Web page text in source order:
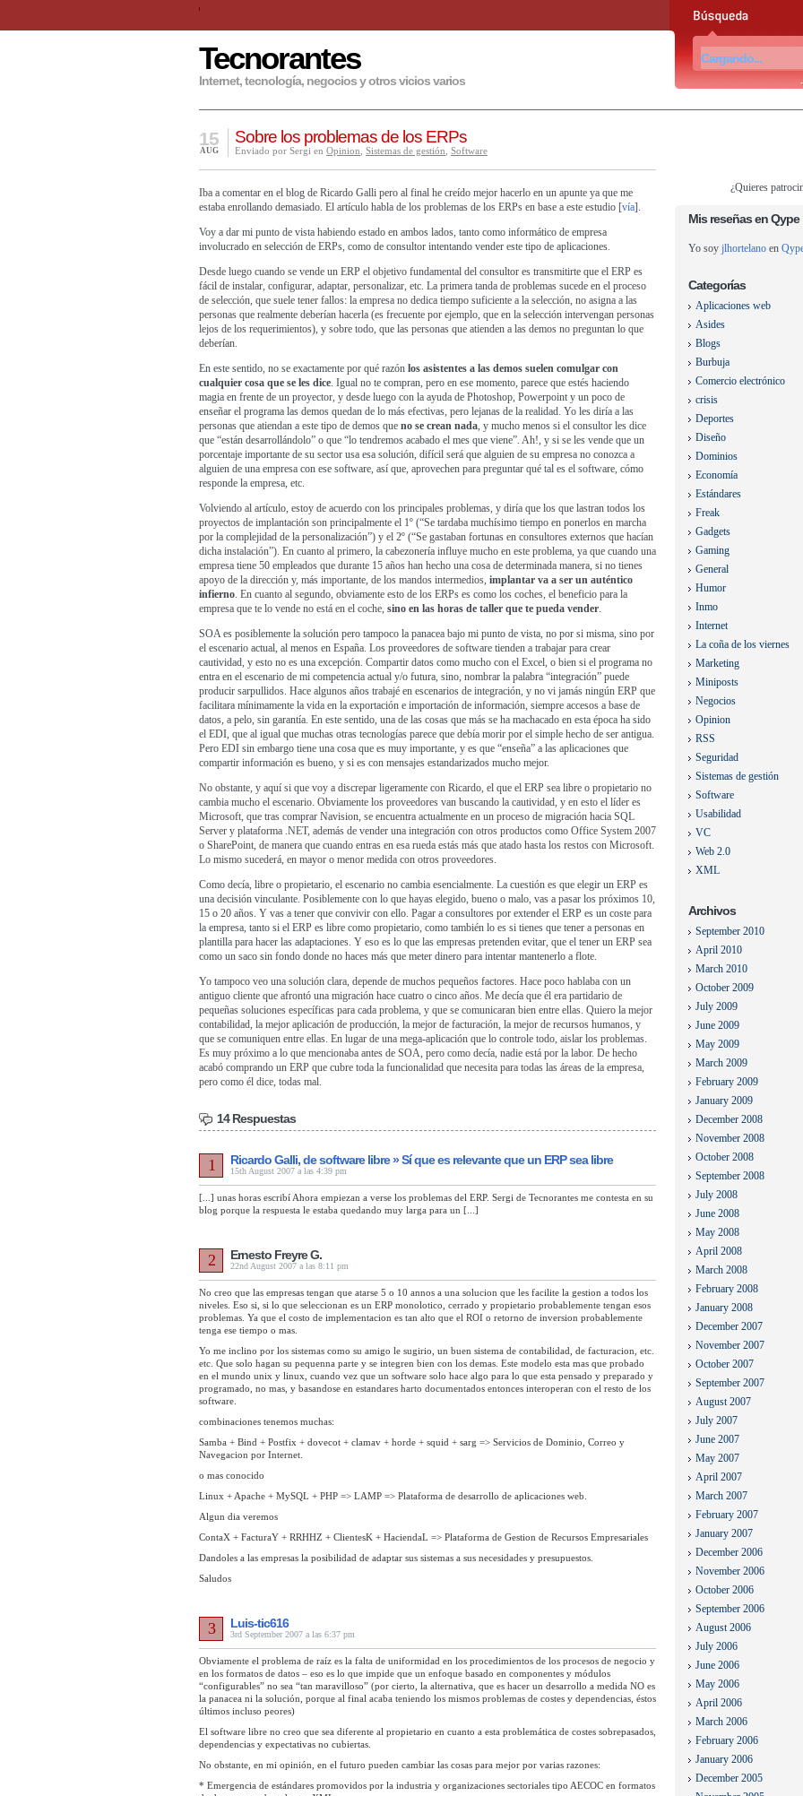
Tecnorantes
Internet, tecnología, negocios y otros vicios varios
Sobre los problemas de los ERPs
15
AUG Enviado por Sergi en Opinion Sistemas de gestión Software
Iba a comentar en el blog de Ricardo Galli pero al final he creído mejor hacerlo en un apunte ya que me
estaba enrollando demasiado. El artículo habla de los problemas de los ERPs en base a este estudio [vía].
Voy a dar mi punto de vista habiendo estado en ambos lados, tanto como informático de empresa
involucrado en selección de ERPs, como de consultor intentando vender este tipo de aplicaciones.
Desde luego cuando se vende un ERP el objetivo fundamental del consultor es transmitirte que el ERP es
fácil de instalar, configurar, adaptar, personalizar, etc. La primera tanda de problemas sucede en el proceso
de selección, que suele tener fallos: la empresa no dedica tiempo suficiente a la selección, no asigna a las
personas que realmente deberían hacerla (es frecuente por ejemplo, que en la selección intervengan personas
lejos de los requerimientos), y sobre todo, que las personas que atienden a las demos no preguntan lo que
deberían.
En este sentido, no se exactamente por qué razón los asistentes a las demos suelen comulgar con
cualquier cosa que se les dice. Igual no te compran, pero en ese momento, parece que estés haciendo
magia en frente de un proyector, y desde luego con la ayuda de Photoshop, Powerpoint y un poco de
enseñar el programa las demos quedan de lo más efectivas, pero lejanas de la realidad. Yo les diría a las
personas que atiendan a este tipo de demos que no se crean nada, y mucho menos si el consultor les dice
que “están desarrollándolo” o que “lo tendremos acabado el mes que viene”. Ah!, y si se les vende que un
porcentaje importante de su sector usa esa solución, difícil será que alguien de su empresa no conozca a
alguien de una empresa con ese software, así que, aprovechen para preguntar qué tal es el software, cómo
responde la empresa, etc.
Volviendo al artículo, estoy de acuerdo con los principales problemas, y diría que los que lastran todos los
proyectos de implantación son principalmente el 1º (“Se tardaba muchísimo tiempo en ponerlos en marcha
por la complejidad de la personalización”) y el 2º (“Se gastaban fortunas en consultores externos que hacían
dicha instalación”). En cuanto al primero, la cabezonería influye mucho en este problema, ya que cuando una
empresa tiene 50 empleados que durante 15 años han hecho una cosa de determinada manera, si no tienes
apoyo de la dirección y, más importante, de los mandos intermedios, implantar va a ser un auténtico
infierno. En cuanto al segundo, obviamente esto de los ERPs es como los coches, el beneficio para la
empresa que te lo vende no está en el coche, sino en las horas de taller que te pueda vender.
SOA es posiblemente la solución pero tampoco la panacea bajo mi punto de vista, no por si misma, sino por
el escenario actual, al menos en España. Los proveedores de software tienden a trabajar para crear
cautividad, y esto no es una excepción. Compartir datos como mucho con el Excel, o bien si el programa no
entra en el escenario de mi competencia actual y/o futura, sino, nombrar la palabra “integración” puede
producir sarpullidos. Hace algunos años trabajé en escenarios de integración, y no vi jamás ningún ERP que
facilitara mínimamente la vida en la exportación e importación de información, siempre accesos a base de
datos, a pelo, sin garantía. En este sentido, una de las cosas que más se ha machacado en esta época ha sido
el EDI, que al igual que muchas otras tecnologías parece que debía morir por el simple hecho de ser antigua.
Pero EDI sin embargo tiene una cosa que es muy importante, y es que “enseña” a las aplicaciones que
compartir información es bueno, y si es con mensajes estandarizados mucho mejor.
No obstante, y aquí si que voy a discrepar ligeramente con Ricardo, el que el ERP sea libre o propietario no
cambia mucho el escenario. Obviamente los proveedores van buscando la cautividad, y en esto el líder es
Microsoft, que tras comprar Navision, se encuentra actualmente en un proceso de migración hacia SQL
Server y plataforma .NET, además de vender una integración con otros productos como Office System 2007
o SharePoint, de manera que cuando entras en esa rueda estás más que atado hasta los restos con Microsoft.
Lo mismo sucederá, en mayor o menor medida con otros proveedores.
Como decía, libre o propietario, el escenario no cambia esencialmente. La cuestión es que elegir un ERP es
una decisión vinculante. Posiblemente con lo que hayas elegido, bueno o malo, vas a pasar los próximos 10,
15 o 20 años. Y vas a tener que convivir con ello. Pagar a consultores por extender el ERP es un coste para
la empresa, tanto si el ERP es libre como propietario, como también lo es si tienes que tener a personas en
plantilla para hacer las adaptaciones. Y eso es lo que las empresas pretenden evitar, que el tener un ERP sea
como un saco sin fondo donde no haces más que meter dinero para intentar mantenerlo a flote.
Yo tampoco veo una solución clara, depende de muchos pequeños factores. Hace poco hablaba con un
antiguo cliente que afrontó una migración hace cuatro o cinco años. Me decía que él era partidario de
pequeñas soluciones específicas para cada problema, y que se comunicaran bien entre ellas. Quiero la mejor
contabilidad, la mejor aplicación de producción, la mejor de facturación, la mejor de recursos humanos, y
que se comuniquen entre ellas. En lugar de una mega-aplicación que lo controle todo, aislar los problemas.
Es muy próximo a lo que mencionaba antes de SOA, pero como decía, nadie está por la labor. De hecho
acabó comprando un ERP que cubre toda la funcionalidad que necesita para todas las áreas de la empresa,
pero como él dice, todas mal.
14 Respuestas
Ricardo Galli, de software libre » Sí que es relevante que un ERP sea libre
15th August 2007 a las 4:39 pm
1
[...] unas horas escribí Ahora empiezan a verse los problemas del ERP. Sergi de Tecnorantes me contesta en su
blog porque la respuesta le estaba quedando muy larga para un [...]
Ernesto Freyre G.
22nd August 2007 a las 8:11 pm
2
No creo que las empresas tengan que atarse 5 o 10 annos a una solucion que les facilite la gestion a todos los
niveles. Eso si, si lo que seleccionan es un ERP monolotico, cerrado y propietario probablemente tengan esos
problemas. Ya que el costo de implementacion es tan alto que el ROI o retorno de inversion probablemente
tenga ese tiempo o mas.
Yo me inclino por los sistemas como su amigo le sugirio, un buen sistema de contabilidad, de facturacion, etc.
etc. Que solo hagan su pequenna parte y se integren bien con los demas. Este modelo esta mas que probado
en el mundo unix y linux, cuando vez que un software solo hace algo para lo que esta pensado y preparado y
programado, no mas, y basandose en estandares harto documentados entonces interoperan con el resto de los
software.
combinaciones tenemos muchas:
Samba + Bind + Postfix + dovecot + clamav + horde + squid + sarg => Servicios de Dominio, Correo y
Navegacion por Internet.
o mas conocido
Linux + Apache + MySQL + PHP => LAMP => Plataforma de desarrollo de aplicaciones web.
Algun dia veremos
ContaX + FacturaY + RRHHZ + ClientesK + HaciendaL => Plataforma de Gestion de Recursos Empresariales
Dandoles a las empresas la posibilidad de adaptar sus sistemas a sus necesidades y presupuestos.
Saludos
Luis-tic616
3rd September 2007 a las 6:37 pm
3
Obviamente el problema de raíz es la falta de uniformidad en los procedimientos de los procesos de negocio y
en los formatos de datos – eso es lo que impide que un enfoque basado en componentes y módulos
“configurables” no sea “tan maravilloso” (por cierto, la alternativa, que es hacer un desarrollo a medida NO es
la panacea ni la solución, porque al final acaba teniendo los mismos problemas de costes y dependencias, éstos
últimos incluso peores)
El software libre no creo que sea diferente al propietario en cuanto a esta problemática de costes sobrepasados,
dependencias y expectativas no cubiertas.
No obstante, en mi opinión, en el futuro pueden cambiar las cosas para mejor por varias razones:
* Emergencia de estándares promovidos por la industria y organizaciones sectoriales tipo AECOC en formatos
¿Quieres
Mis reseñas en Qype
Yo soy jlhortelano en
Categorías
Aplicaciones web
Asides
Blogs
Burbuja
Comercio electrónico
crisis
Deportes
Diseño
Dominios
Economía
Estándares
Freak
Gadgets
Gaming
General
Humor
Inmo
Internet
La coña de los viernes
Marketing
Miniposts
Negocios
Opinion
RSS
Seguridad
Sistemas de gestión
Software
Usabilidad
VC
Web 2.0
XML
Archivos
September 2010
April 2010
March 2010
October 2009
July 2009
June 2009
May 2009
March 2009
February 2009
January 2009
December 2008
November 2008
October 2008
September 2008
July 2008
June 2008
May 2008
April 2008
March 2008
February 2008
January 2008
December 2007
November 2007
October 2007
September 2007
August 2007
July 2007
June 2007
May 2007
April 2007
March 2007
February 2007
January 2007
December 2006
November 2006
October 2006
September 2006
August 2006
July 2006
June 2006
May 2006
April 2006
March 2006
February 2006
January 2006
December 2005